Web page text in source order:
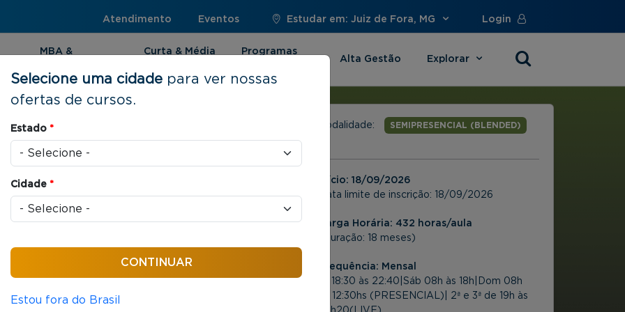
Atendimento Eventos Estudar em: Juiz de Fora, MG Login
MBA &
Curta & Média
Programas
Alta Gestão Explorar
Modalidade: SEMIPRESENCIAL (BLENDED)
Início: 18/09/2026
Data limite de inscrição: 18/09/2026
Carga Horária: 432 horas/aula
(Duração: 18 meses)
Frequência: Mensal
6ª 18:30 às 22:40|Sáb 08h às 18h|Dom 08h
às 12:30hs (PRESENCIAL)| 2ª e 3ª de 19h às
/ aula
Selecione uma cidade para ver nossas
ofertas de cursos.
Estado *
Cidade *
Estou fora do Brasil